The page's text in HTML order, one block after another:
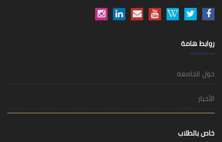
روابط هامة
حول الجامعة
الأخبار
خاص بالطلاب